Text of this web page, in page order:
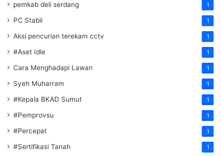
pemkab deli serdang 1
PC Stabil 1
Aksi pencurian terekam cctv 1
#Aset Idle 1
Cara Menghadapi Lawan 1
Syeh Muharram 1
#Kepala BKAD Sumut 1
#Pemprovsu 1
#Percepat 1
#Sertifikasi Tanah 1